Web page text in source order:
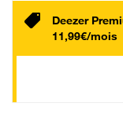
Deezer
11,99€/mois